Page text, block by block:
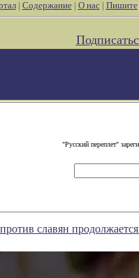
| Содержание| О нас| Пишите
"Русский переплет"
славян